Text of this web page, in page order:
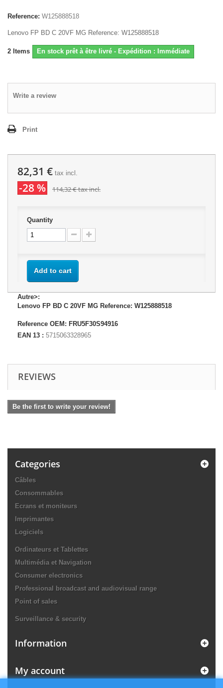
Reference: W125888518
Lenovo FP BD C 20VF MG Reference: W125888518
2 Items En stock prêt à être livré - Expédition : Immédiate
Write a review
Print
82,31 € tax incl.
-28 % 114,32 €tax incl.
Quantity
Add to cart
Autre>:
Lenovo FP BD C 20VF MG Reference: W125888518
Reference OEM: FRU5F30S94916
EAN 13 : 5715063328965
REVIEWS
Be the first to write your review!
Categories
Câbles
Consommables
Ecrans et moniteurs
Imprimantes
Logiciels
Ordinateurs et Tablettes
Multimédia et Navigation
Consumer electronics
Professional broadcast and audiovisual range
Point of sales
Surveillance & security
Information
My account